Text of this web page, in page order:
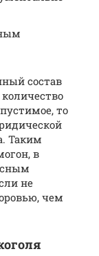
состав
то
Таким
в
не
чем